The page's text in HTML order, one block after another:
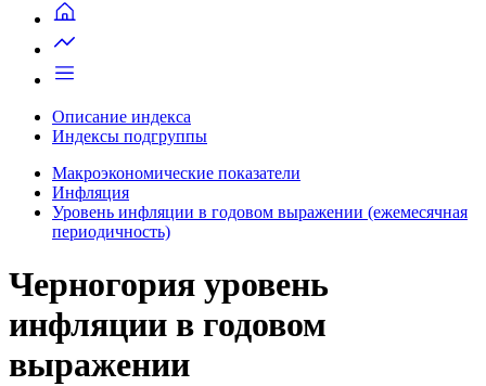
Описание индекса
Индексы подгруппы
Макроэкономические показатели
Инфляция
Уровень инфляции в годовом выражении (ежемесячная
периодичность)
Черногория уровень
инфляции в годовом
выражении